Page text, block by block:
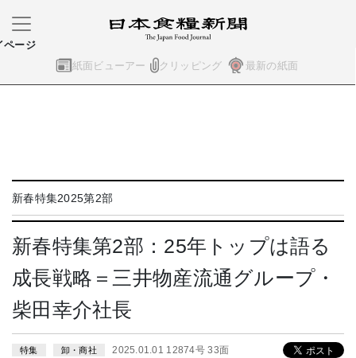
紙面ビューアー クリッピング 最新の紙面
ページ
新春特集2025第2部
新春特集第2部：25年トップは語る
成長戦略＝三井物産流通グループ・
柴田幸介社長
特集 卸・商社 2025.01.01 12874号 33面